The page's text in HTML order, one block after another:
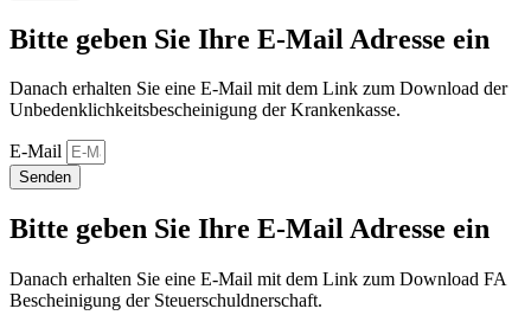
Bitte geben Sie Ihre E-Mail Adresse ein
Danach erhalten Sie eine E-Mail mit dem Link zum Download der
Unbedenklichkeitsbescheinigung der Krankenkasse.
E-Mail
Senden
Bitte geben Sie Ihre E-Mail Adresse ein
Danach erhalten Sie eine E-Mail mit dem Link zum Download FA
Bescheinigung der Steuerschuldnerschaft.